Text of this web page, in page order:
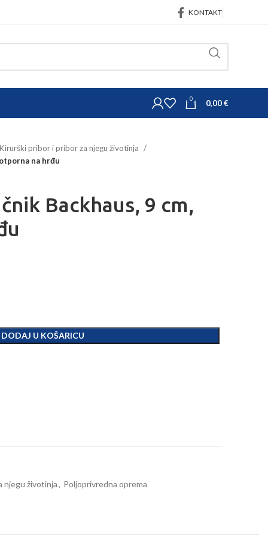
KONTAKT
0 0,00€
Kirurški pribor i pribor za njegu životinja
na hrđu
Backhaus, 9 cm,
DODAJ U KOŠARICU
njegu životinja, Poljoprivredna oprema